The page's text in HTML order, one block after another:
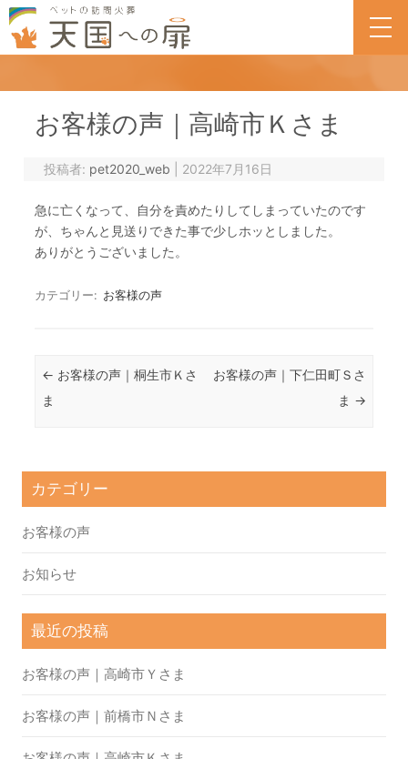
一覧
お客様の声｜高崎市Ｋさま
投稿者: pet2020_web 2022年7月16日
急に亡くなって、自分を責めたりしてしまっていたのです
が、ちゃんと見送りできた事で少しホッとしました。
ありがとうございました。
カテゴリー: お客様の声
投稿ナビゲーション
← お客様の声｜桐生市Ｋさ
ま
お客様の声｜下仁田町Ｓさ
ま →
カテゴリー
お客様の声
お知らせ
最近の投稿
お客様の声｜高崎市Ｙさま
お客様の声｜前橋市Ｎさま